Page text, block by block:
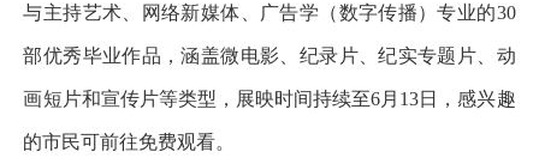
与主持艺术、网络新媒体、广告学（数字传播）专业的30
部优秀毕业作品，涵盖微电影、纪录片、纪实专题片、动
画短片和宣传片等类型，展映时间持续至6月 13日，感兴趣
的市民可前往免费观看。